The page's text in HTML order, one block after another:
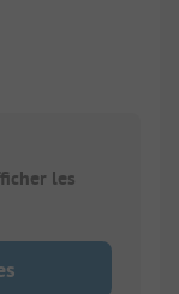
les